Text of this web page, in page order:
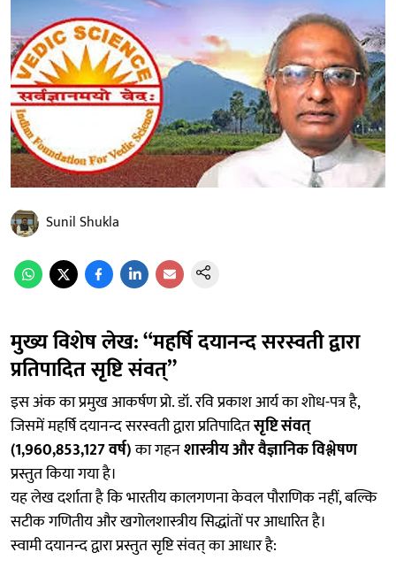
Sunil Shukla
मुख्य विशेष लेख: “महर्षि दयानन्द सरस्वती द्वारा
प्रतिपादित सृष्टि संवत्”
इस अंक का प्रमुख आकर्षण प्रो. डॉ. रवि प्रकाश आर्य का शोध-पत्र है,
जिसमें महर्षि दयानन्द सरस्वती द्वारा प्रतिपादितसृष्टि संवत्
(1,960,853,127 वर्ष)का गहनशास्त्रीय और वैज्ञानिक विश्लेषण
प्रस्तुत किया गया है।
यह लेख दर्शाता है कि भारतीय कालगणना केवल पौराणिक नहीं, बल्कि
सटीक गणितीय और खगोलशास्त्रीय सिद्धांतों पर आधारित है।
स्वामी दयानन्द द्वारा प्रस्तुत सृष्टि संवत् का आधार है: